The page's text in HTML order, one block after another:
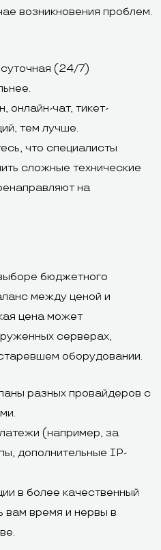
возникновения проблем.
(24/7)
онлайн-чат, тикет-
тем лучше.
что специалисты
сложные технические
на
бюджетного
между ценой и
цена может
серверах,
оборудовании.
разных провайдеров с
(например, за
дополнительные IP-
в более качественный
вам время и нервы в